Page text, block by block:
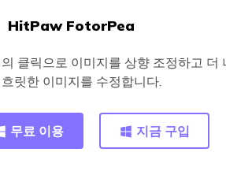
HitPaw FotorPea
클릭으로 이미지를 상향 조정하고 더
릿한 이미지를 수정합니다.
무료 이용 지금 구입